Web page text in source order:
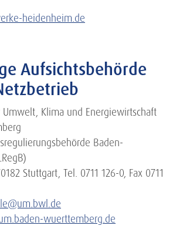
heidenheim.de
Aufsichtsbehörde
Klima und Energiewirtschaft
Baden-
Stuttgart, Tel. 0711 126-0, Fax 0711
wuerttemberg.de